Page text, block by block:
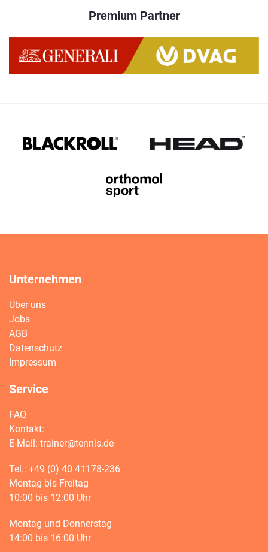
Premium Partner
Unternehmen
Über uns
Jobs
AGB
Datenschutz
Impressum
Service
FAQ
Kontakt:
E-Mail: trainer@tennis.de
Tel.: +49 (0) 40 41178-236
Montag bis Freitag
10:00 bis 12:00 Uhr
Montag und Donnerstag
14:00 bis 16:00 Uhr